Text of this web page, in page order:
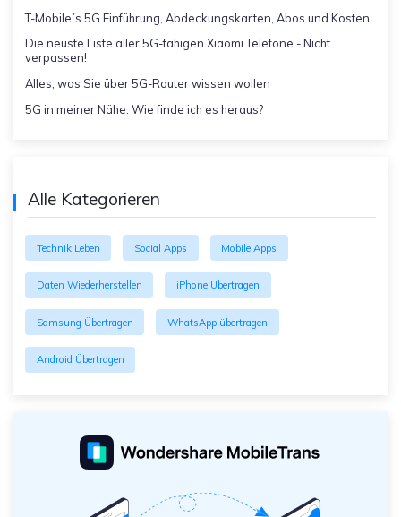
T-Mobile´s 5G Einführung, Abdeckungskarten, Abos und Kosten
Die neuste Liste aller 5G-fähigen Xiaomi Telefone - Nicht
verpassen!
Alles, was Sie über 5G-Router wissen wollen
5G in meiner Nähe: Wie finde ich es heraus?
Alle Kategorieren
Technik Leben Social Apps Mobile Apps
Daten Wiederherstellen iPhone Übertragen
Samsung Übertragen WhatsApp übertragen
Android Übertragen